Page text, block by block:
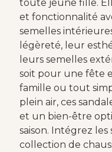
toute jeune fille.
et fonctionnalité
semelles
légèreté, leur
leurs semelles
soit pour une fête
famille ou tout
plein air, ces
et un bien-être
saison. Intégrez
collection de